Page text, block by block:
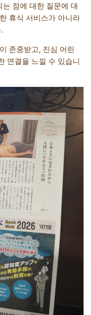
점에 대한 질문에 대
휴식 서비스가 아니라
존중받고, 진심 어린
연결을 느낄 수 있습니